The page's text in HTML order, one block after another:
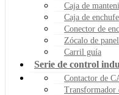
Caja de
Caja de
Conector de
Zócalo de panel
Carril guía
Serie de control
Contactor de
Transformador